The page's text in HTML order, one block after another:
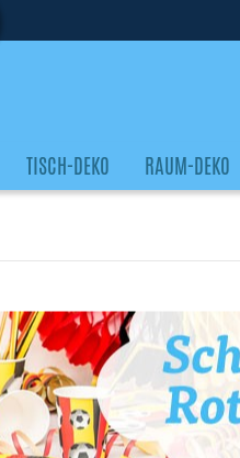
TISCH-DEKO RAUM-DEKO